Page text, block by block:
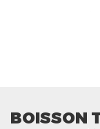
BOISSON